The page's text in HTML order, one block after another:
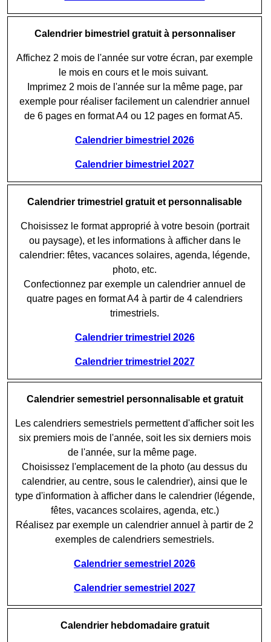
Calendrier bimestriel gratuit à personnaliser
Affichez 2 mois de l'année sur votre écran, par exemple
le mois en cours et le mois suivant.
Imprimez 2 mois de l'année sur la même page, par
exemple pour réaliser facilement un calendrier annuel
de 6 pages en format A4 ou 12 pages en format A5.
Calendrier bimestriel 2026
Calendrier bimestriel 2027
Calendrier trimestriel gratuit et personnalisable
Choisissez le format approprié à votre besoin (portrait
ou paysage), et les informations à afficher dans le
calendrier: fêtes, vacances solaires, agenda, légende,
photo, etc.
Confectionnez par exemple un calendrier annuel de
quatre pages en format A4 à partir de 4 calendriers
trimestriels.
Calendrier trimestriel 2026
Calendrier trimestriel 2027
Calendrier semestriel personnalisable et gratuit
Les calendriers semestriels permettent d'afficher soit les
six premiers mois de l'année, soit les six derniers mois
de l'année, sur la même page.
Choisissez l'emplacement de la photo (au dessus du
calendrier, au centre, sous le calendrier), ainsi que le
type d'information à afficher dans le calendrier (légende,
fêtes, vacances scolaires, agenda, etc.)
Réalisez par exemple un calendrier annuel à partir de 2
exemples de calendriers semestriels.
Calendrier semestriel 2026
Calendrier semestriel 2027
Calendrier hebdomadaire gratuit